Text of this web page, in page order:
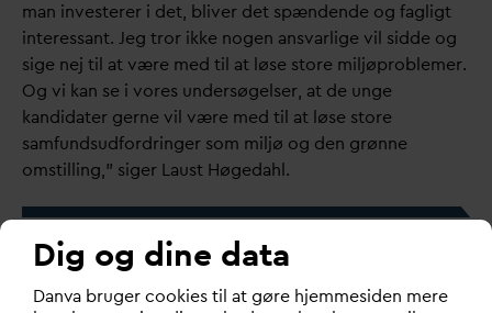
man investerer i det, bliver det spændende og fagligt
interessant. Jeg tror ikke nogen ansvarlige vil sidde og
sige nej til at være med til at løse store miljøproblemer.
Og vi kan se i vores undersøgelser, at de unge
kandidater gerne vil være med til at løse store
samfundsudfordringer som miljø og den grønne
omstilling,” siger Laust Høgedahl.
Dig og dine data
Danva bruger cookies til at gøre hjemmesiden mere